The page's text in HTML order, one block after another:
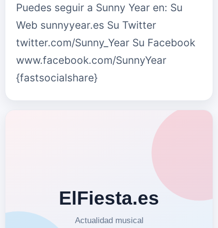
Puedes seguir a Sunny Year en: Su
Web sunnyyear.es Su Twitter
twitter.com/Sunny_Year Su Facebook
www.facebook.com/SunnyYear
{fastsocialshare}